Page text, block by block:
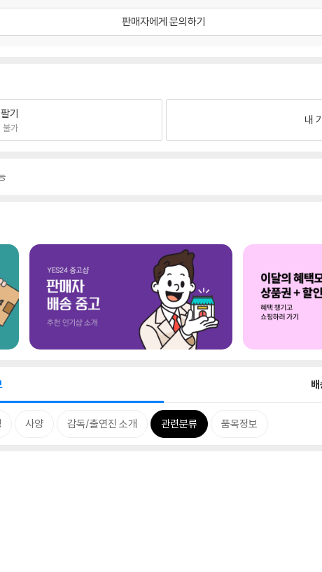
판매자에게 문의하기
기
불가
내
사양 감독/출연진 소개 관련분류 품목정보